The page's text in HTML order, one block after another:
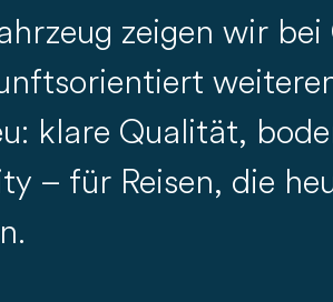
zeigen wir
klare Qualität,
– für Reisen, die